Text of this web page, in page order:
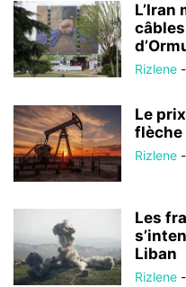
L’Iran
Rizlene -
Le
flèche
Rizlene -
Les
Liban
Rizlene -